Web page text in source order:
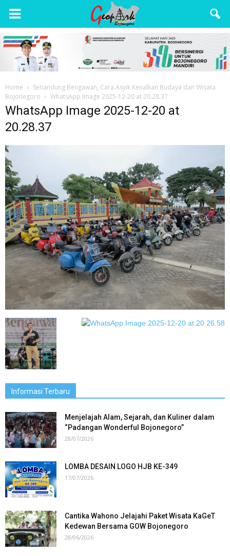
Wisata
Bojonegoro
Home
Senandung Bengawan, Cara Asyik Kenalkan Budaya dan Wisata
Bojonegoro
WhatsApp Image 2025-12-20 at 20.28.37
WhatsApp Image 2025-12-20 at
20.28.37
Informasi Terbaru
Menjelajah Alam, Sejarah, dan Kuliner dalam
“Padangan Wonderful Bojonegoro”
28/07/2026
LOMBA DESAIN LOGO HJB KE-349
17/07/2026
Cantika Wahono Jelajahi Paket Wisata KaGeT
Kedewan Bersama GOW Bojonegoro
28/06/2026